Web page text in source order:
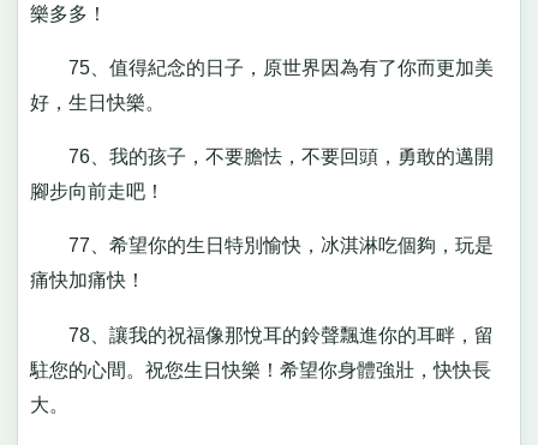
樂多多！
75、值得紀念的日子，原世界因為有了你而更加美
好，生日快樂。
76、我的孩子，不要膽怯，不要回頭，勇敢的邁開
腳步向前走吧！
77、希望你的生日特別愉快，冰淇淋吃個夠，玩是
痛快加痛快！
78、讓我的祝福像那悅耳的鈴聲飄進你的耳畔，留
駐您的心間。祝您生日快樂！希望你身體強壯，快快長
大。